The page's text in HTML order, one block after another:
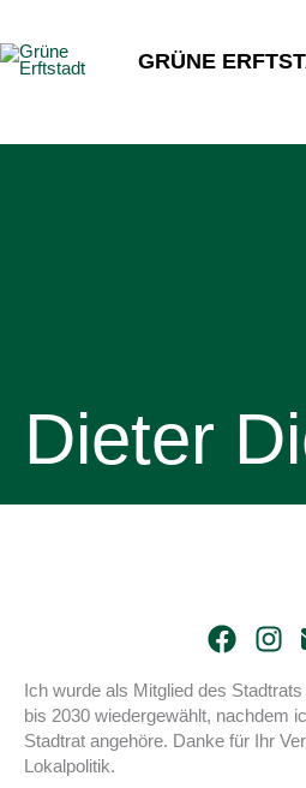
springen
GRÜNE
Dieter
Ich wurde als Mitglied des
bis 2030 wiedergewählt, nachdem
Stadtrat angehöre. Danke für Ihr
Lokalpolitik.